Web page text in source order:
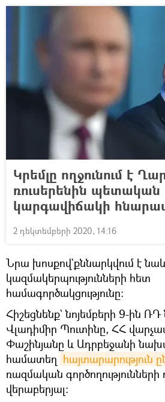
Կրեմլը ողջունում է
ռուսերենին պետական
կարգավիճակի
2 դեկտեմբերի 2020, 14:16
Նրա խոսքով`քննարկվում է
կազմակերպությունների հետ
համագործակցությունը։
Հիշեցնենք` նոյեմբերի 9-ին
Վլադիմիր Պուտինը, ՀՀ
Փաշինյանը և Ադրբեջանի
համատեղ հայտարարություն
ռազմական
վերաբերյալ։